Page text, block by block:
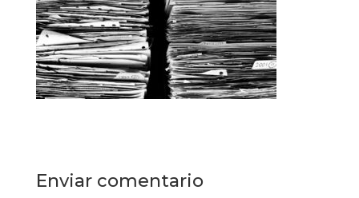
Enviar comentario